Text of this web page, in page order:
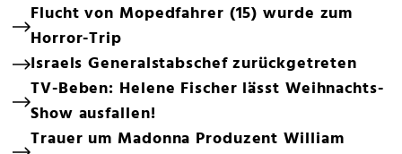
Flucht von Mopedfahrer (15) wurde zum
Horror-Trip
Israels Generalstabschef zurückgetreten
TV-Beben: Helene Fischer lässt Weihnachts-
Show ausfallen!
Trauer um Madonna Produzent William